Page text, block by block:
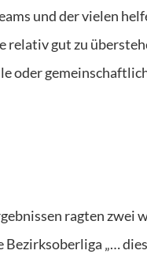
und der vielen
relativ gut zu
oder
ragten
Bezirksoberliga „…